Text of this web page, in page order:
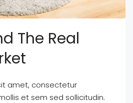
The Real
amet, consectetur
et sem sed sollicitudin.